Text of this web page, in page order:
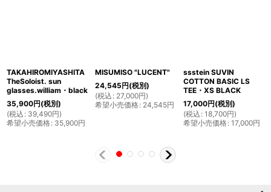
TAKAHIROMIYASHITA
TheSoloist. sun
glasses.william・black
35,900円(税別)
(税込 : 39,490円)
希望小売価格: 35,900円
MISUMISO "LUCENT"
24,545円(税別)
(税込 : 27,000円)
希望小売価格: 24,545円
ssstein SUVIN
COTTON BASIC LS
TEE・XS BLACK
17,000円(税別)
(税込 : 18,700円)
希望小売価格: 17,000円